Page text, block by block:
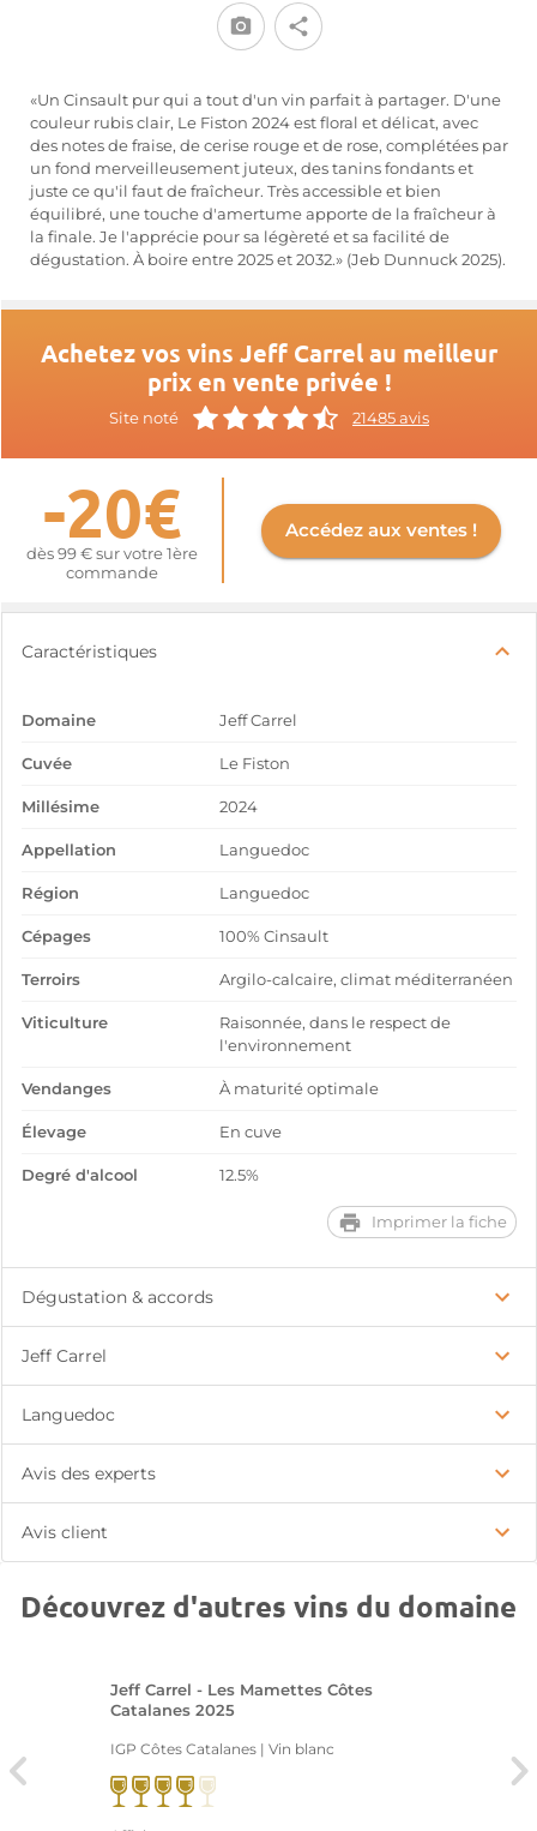
«Un Cinsault pur qui a tout d'un vin parfait à partager. D'une
couleur rubis clair, Le Fiston 2024 est floral et délicat, avec
des notes de fraise, de cerise rouge et de rose, complétées par
un fond merveilleusement juteux, des tanins fondants et
juste ce qu'il faut de fraîcheur. Très accessible et bien
équilibré, une touche d'amertume apporte de la fraîcheur à
la finale. Je l'apprécie pour sa légèreté et sa facilité de
dégustation. À boire entre 2025 et 2032.» (Jeb Dunnuck 2025).
Achetez vos vins Jeff Carrel au meilleur
prix en vente privée !
Site noté 21485 avis
-20€
dès 99 € sur votre 1ère
commande
Accédez aux ventes !
Caractéristiques
Domaine Jeff Carrel
Cuvée Le Fiston
Millésime 2024
Appellation Languedoc
Région Languedoc
Cépages 100% Cinsault
Terroirs Argilo-calcaire, climat méditerranéen
Viticulture
Raisonnée, dans le respect de
l'environnement
Vendanges À maturité optimale
Élevage En cuve
Degré d'alcool 12.5%
Imprimer la fiche
Dégustation & accords
Jeff Carrel
Languedoc
Avis des experts
Avis client
Découvrez d'autres vins du domaine
Jeff Carrel - Les Mamettes Côtes
Catalanes 2025
IGP Côtes Catalanes | Vin blanc